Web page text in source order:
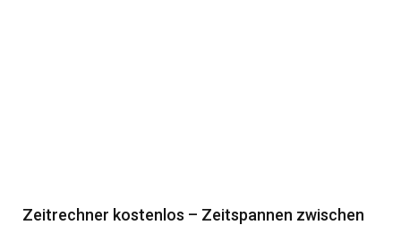
Zeitrechner kostenlos – Zeitspannen zwischen